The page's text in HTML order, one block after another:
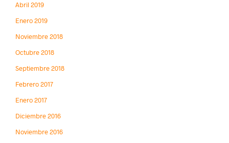
Abril 2019
Enero 2019
Noviembre 2018
Octubre 2018
Septiembre 2018
Febrero 2017
Enero 2017
Diciembre 2016
Noviembre 2016